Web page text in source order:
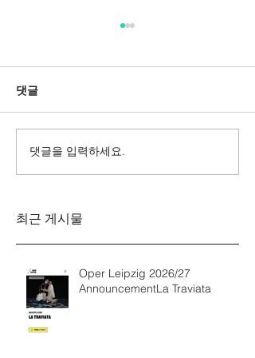
Messa da Requiem
댓글
댓글을 입력하세요.
최근 게시물
Oper Leipzig 2026/27
AnnouncementLa Traviata